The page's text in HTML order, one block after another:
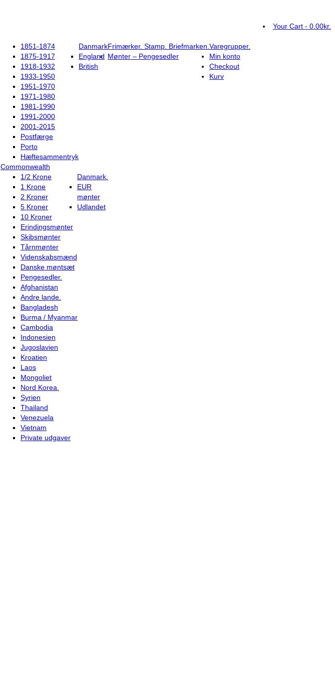
Varegrupper.
Frimærker. Stamp. Briefmarken.
Danmark
1851-1874
1875-1917
1918-1932
1933-1950
1951-1970
1971-1980
1981-1990
1991-2000
2001-2015
Postfærge
Porto
Hæftesammentryk
England
British
Commonwealth
Mønter – Pengesedler
Danmark.
1/2 Krone
1 Krone
2 Kroner
5 Kroner
10 Kroner
Erindingsmønter
Skibsmønter
Tårnmønter
Videnskabsmænd
Danske møntsæt
Pengesedler.
EUR
mønter
Udlandet
Afghanistan
Andre lande.
Bangladesh
Burma / Myanmar
Cambodia
Indonesien
Jugoslavien
Kroatien
Laos
Mongoliet
Nord Korea.
Syrien
Thailand
Venezuela
Vietnam
Private udgaver
Min konto
Checkout
Kurv
Your Cart - 0.00kr.